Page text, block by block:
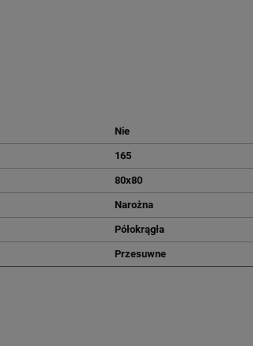
Nie
165
80x80
Narożna
Półokrągła
Przesuwne